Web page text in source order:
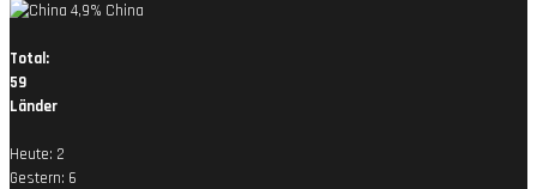
4,9% China
Total:
59
Länder
Heute: 2
Gestern: 6